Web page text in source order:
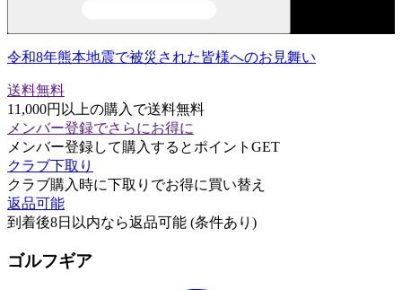
令和8年熊本地震で被災された皆様へのお見舞い
送料無料
11,000円以上の購入で送料無料
メンバー登録でさらにお得に
メンバー登録して購入するとポイントGET
クラブ下取り
クラブ購入時に下取りでお得に買い替え
返品可能
到着後8日以内なら返品可能 (条件あり)
ゴルフギア